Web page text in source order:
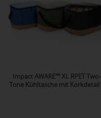
Impact AWARE™ XL RPET Two-
Tone Kühltasche mit Korkdetail